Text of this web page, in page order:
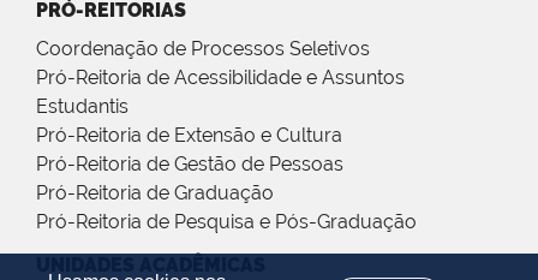
PRÓ-REITORIAS
Coordenação de Processos Seletivos
Pró-Reitoria de Acessibilidade e Assuntos
Estudantis
Pró-Reitoria de Extensão e Cultura
Pró-Reitoria de Gestão de Pessoas
Pró-Reitoria de Graduação
Pró-Reitoria de Pesquisa e Pós-Graduação